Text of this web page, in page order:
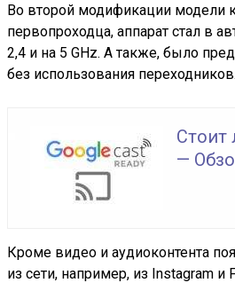
Во второй модификации модели
первопроходца, аппарат стал в
2,4 и на 5 GHz. А также, было
без использования
Стоит
—
Кроме видео и аудиоконтента
из сети, например, из Instagram и